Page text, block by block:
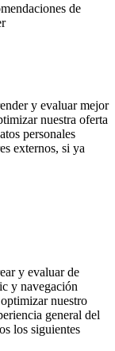
de
y evaluar mejor
nuestra oferta
personales
externos, si ya
y evaluar de
y navegación
nuestro
general del
los siguientes